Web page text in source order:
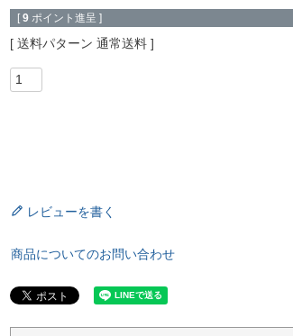
[ 9 ポイント進呈 ]
送料パターン 通常送料
レビューを書く
商品についてのお問い合わせ